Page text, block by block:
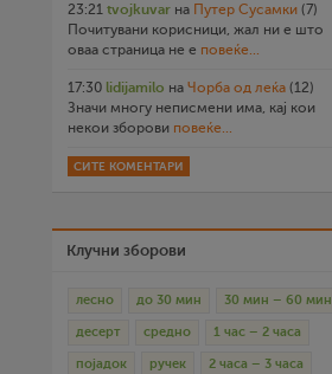
23:21 tvojkuvar на Путер Сусамки (7)
Почитувани корисници, жал ни е што
оваа страница не е повеќе...
17:30 lidijamilo на Чорба од леќа (12)
Значи многу неписмени има, кај кои
некои зборови повеќе...
СИТЕ КОМЕНТАРИ
Клучни зборови
лесно до 30 мин 30 мин – 60 мин
десерт средно 1 час – 2 часа
појадок ручек 2 часа – 3 часа